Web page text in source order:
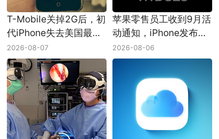
T-Mobile关掉2G后，初
代iPhone失去美国最后
一条蜂窝网络
2026-08-07
苹果零售员工收到9月活
动通知，iPhone发布会
日期仍未官宣
2026-08-06